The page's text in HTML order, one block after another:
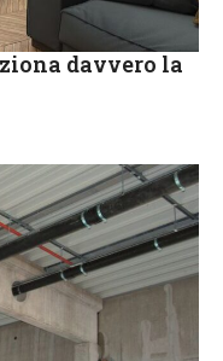
davvero la